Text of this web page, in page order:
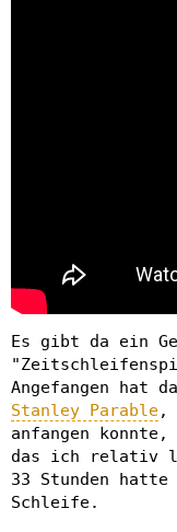
Es gibt da ein
Angefangen hat
Stanley Parable,
anfangen konnte,
das ich relativ
33 Stunden
Schleife.